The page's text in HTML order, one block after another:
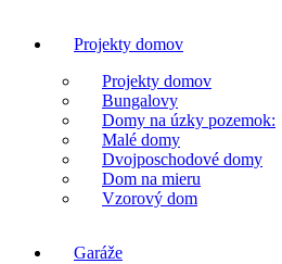
Projekty domov
Projekty domov
Bungalovy
Domy na úzky pozemok:
Malé domy
Dvojposchodové domy
Dom na mieru
Vzorový dom
Garáže